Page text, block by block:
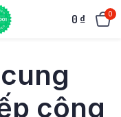
0 ₫ 0
công